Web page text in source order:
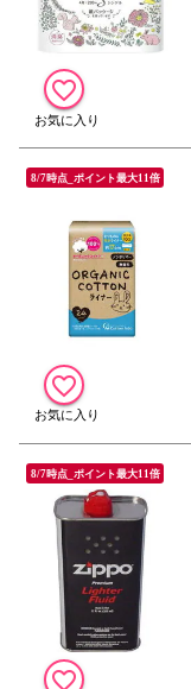
8/7時点_ポイント最大11倍
8/7時点_ポイント最大11倍